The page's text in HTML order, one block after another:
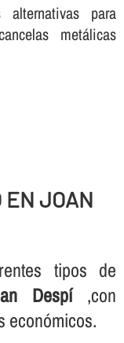
alternativas para
metálicas
EN JOAN
tipos de
Despí,con
económicos.